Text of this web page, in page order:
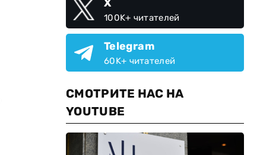
X
100K+ читателей
Telegram
60K+ читателей
СМОТРИТЕ НАС НА
YOUTUBE